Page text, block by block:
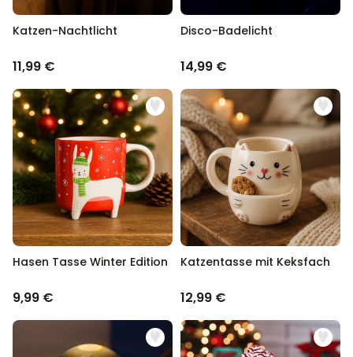
Katzen-Nachtlicht
11,99 €
Disco-Badelicht
14,99 €
Hasen Tasse Winter Edition
9,99 €
Katzentasse mit Keksfach
12,99 €